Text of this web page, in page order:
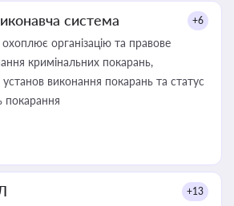
система +6
організацію та правове
кримінальних покарань,
установ виконання покарань та статус
покарання
+13